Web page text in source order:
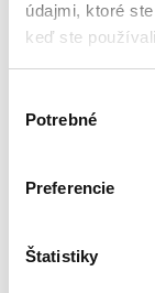
údajmi, ktoré
keď ste
súhlasu
Potrebné
Preferencie
Štatistiky